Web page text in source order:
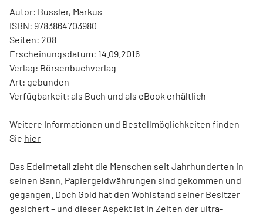
Autor: Bussler, Markus
ISBN: 9783864703980
Seiten: 208
Erscheinungsdatum: 14.09.2016
Verlag: Börsenbuchverlag
Art: gebunden
Verfügbarkeit: als Buch und als eBook erhältlich
Weitere Informationen und Bestellmöglichkeiten finden
Sie hier
Das Edelmetall zieht die Menschen seit Jahrhunderten in
seinen Bann. Papiergeldwährungen sind gekommen und
gegangen. Doch Gold hat den Wohlstand seiner Besitzer
gesichert – und dieser Aspekt ist in Zeiten der ultra­